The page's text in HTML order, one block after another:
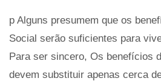
p Alguns presumem que os
Social serão suficientes para
Para ser sincero, Os benefícios
devem substituir apenas cerca